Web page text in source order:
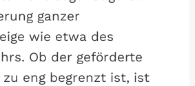
ganzer
wie etwa des
Ob der geförderte
zu eng begrenzt ist, ist